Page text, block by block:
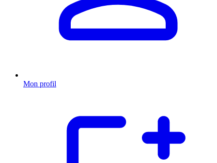
Mon profil